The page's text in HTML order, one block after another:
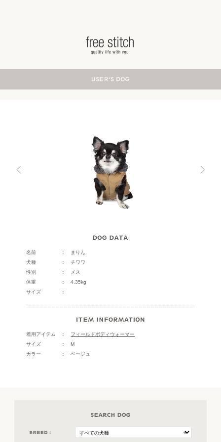
名前
まりん
犬種
チワワ
性別
メス
体重
4.35kg
サイズ
着用アイテム
フィールドボディウォーマー
サイズ
M
カラー
ベージュ